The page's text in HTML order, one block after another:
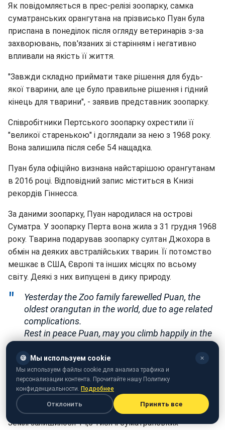
Як повідомляється в прес-релізі зоопарку, самка
суматранських орангутана на прізвисько Пуан була
приспана в понеділок після огляду ветеринарів з-за
захворювань, пов'язаних зі старінням і негативно
впливали на якість її життя.
"Завжди складно приймати таке рішення для будь-
якої тварини, але це було правильне рішення і гідний
кінець для тварини", - заявив представник зоопарку.
Співробітники Пертського зоопарку охрестили її
"великої старенькою" і доглядали за нею з 1968 року.
Вона залишила після себе 54 нащадка.
Пуан була офіційно визнана найстарішою орангутанам
в 2016 році. Відповідний запис міститься в Книзі
рекордів Гіннесса.
За даними зоопарку, Пуан народилася на острові
Суматра. У зоопарку Перта вона жила з 31 грудня 1968
року. Тварина подарував зоопарку султан Джохора в
обмін на деяких австралійських тварин. Її потомство
мешкає в США, Європі та інших місцях по всьому
світу. Деякі з них випущені в дику природу.
Yesterday the Zoo family farewelled Puan, the
oldest orangutan in the world, due to age related
complications.
Rest in peace Puan, may you climb happily in the
Music byhttps://t.co/9EoIadZyGb
pic.twitter.com/y0c9GTqb1I
— Perth Zoo (@PerthZoo)
За даними Всесвітнього фонду дикої природи, на
Землі залишилося 14,6 тисячі суматранських
🍪 Мы используем cookie ✕
Мы используем файлы cookie для анализа трафика и
персонализации контента. Прочитайте нашу Политику
конфиденциальности. Подробнее
Отклонить Принять все